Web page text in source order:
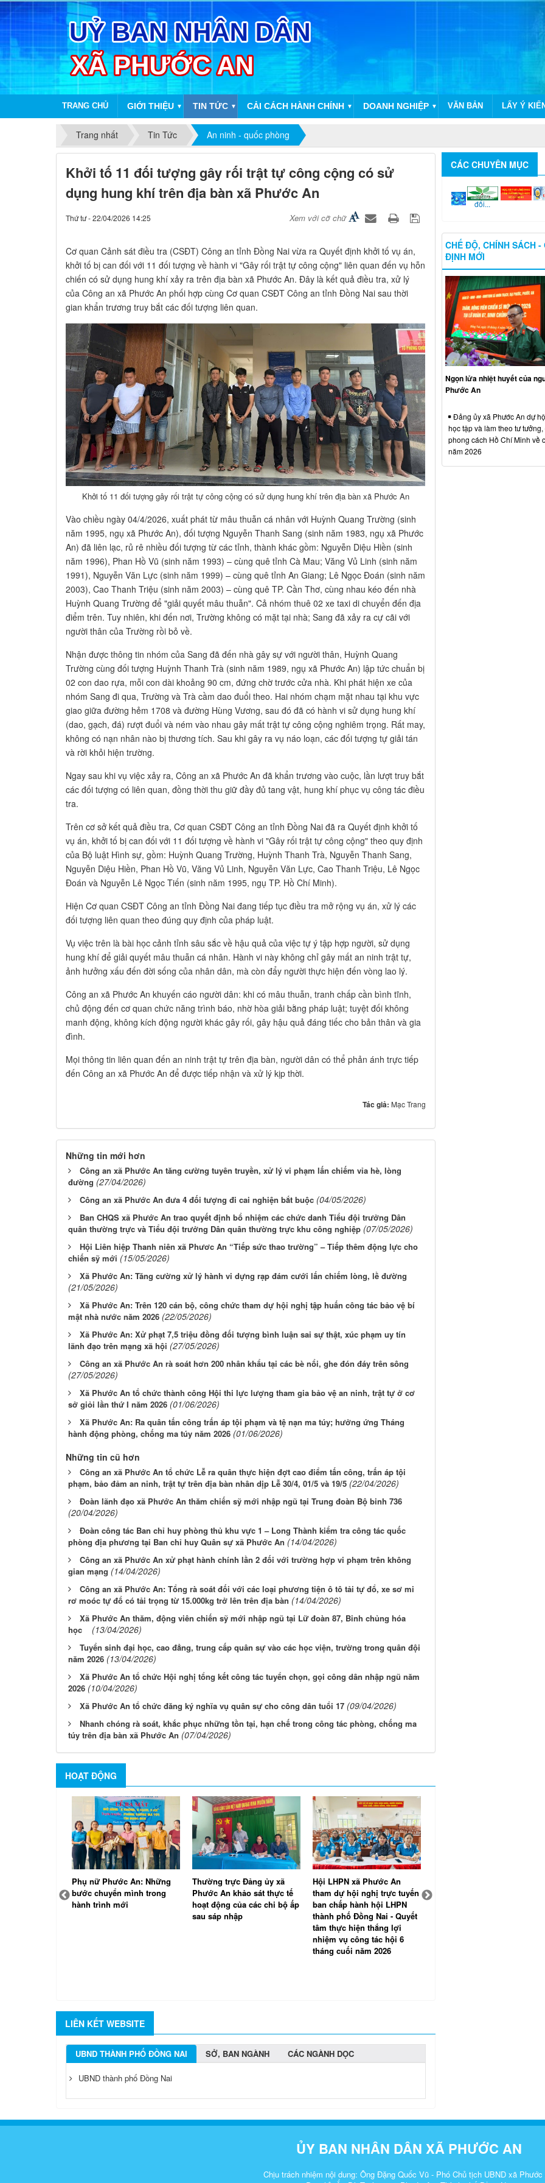
TRANG CHỦ GIỚI THIỆU ▼ TIN TỨC ▼ CẢI CÁCH HÀNH CHÍNH ▼ DOANH NGHIỆP ▼ VĂN BẢN LẤY Ý
Trang nhất Tin Tức An ninh - quốc phòng
Khởi tố 11 đối tượng gây rối trật tự công cộng có sử
dụng hung khí trên địa bàn xã Phước An
Thứ tư - 22/04/2026 14:25 Xem với cỡ chữ
Cơ quan Cảnh sát điều tra (CSĐT) Công an tỉnh Đồng Nai vừa ra Quyết định khởi tố vụ án,
khởi tố bị can đối với 11 đối tượng về hành vi "Gây rối trật tự công cộng" liên quan đến vụ hỗn
chiến có sử dụng hung khí xảy ra trên địa bàn xã Phước An. Đây là kết quả điều tra, xử lý
của Công an xã Phước An phối hợp cùng Cơ quan CSĐT Công an tỉnh Đồng Nai sau thời
gian khẩn trương truy bắt các đối tượng liên quan.
Khởi tố 11 đối tượng gây rối trật tự công cộng có sử dụng hung khí trên địa bàn xã Phước An
Vào chiều ngày 04/4/2026, xuất phát từ mâu thuẫn cá nhân với Huỳnh Quang Trường (sinh
năm 1995, ngụ xã Phước An), đối tượng Nguyễn Thanh Sang (sinh năm 1983, ngụ xã Phước
An) đã liên lạc, rủ rê nhiều đối tượng từ các tỉnh, thành khác gồm: Nguyễn Diệu Hiền (sinh
năm 1996), Phan Hồ Vũ (sinh năm 1993) – cùng quê tỉnh Cà Mau; Văng Vủ Linh (sinh năm
1991), Nguyễn Văn Lực (sinh năm 1999) – cùng quê tỉnh An Giang; Lê Ngọc Đoán (sinh năm
2003), Cao Thanh Triệu (sinh năm 2003) – cùng quê TP. Cần Thơ, cùng nhau kéo đến nhà
Huỳnh Quang Trường để "giải quyết mâu thuẫn". Cả nhóm thuê 02 xe taxi di chuyển đến địa
điểm trên. Tuy nhiên, khi đến nơi, Trường không có mặt tại nhà; Sang đã xảy ra cự cãi với
người thân của Trường rồi bỏ về.
Nhận được thông tin nhóm của Sang đã đến nhà gây sự với người thân, Huỳnh Quang
Trường cùng đối tượng Huỳnh Thanh Trà (sinh năm 1989, ngụ xã Phước An) lập tức chuẩn bị
02 con dao rựa, mỗi con dài khoảng 90 cm, đứng chờ trước cửa nhà. Khi phát hiện xe của
nhóm Sang đi qua, Trường và Trà cầm dao đuổi theo. Hai nhóm chạm mặt nhau tại khu vực
giao giữa đường hẻm 1708 và đường Hùng Vương, sau đó đã có hành vi sử dụng hung khí
(dao, gạch, đá) rượt đuổi và ném vào nhau gây mất trật tự công cộng nghiêm trọng. Rất may,
không có nạn nhân nào bị thương tích. Sau khi gây ra vụ náo loạn, các đối tượng tự giải tán
và rời khỏi hiện trường.
Ngay sau khi vụ việc xảy ra, Công an xã Phước An đã khẩn trương vào cuộc, lần lượt truy bắt
các đối tượng có liên quan, đồng thời thu giữ đầy đủ tang vật, hung khí phục vụ công tác điều
tra.
Trên cơ sở kết quả điều tra, Cơ quan CSĐT Công an tỉnh Đồng Nai đã ra Quyết định khởi tố
vụ án, khởi tố bị can đối với 11 đối tượng về hành vi "Gây rối trật tự công cộng" theo quy định
của Bộ luật Hình sự, gồm: Huỳnh Quang Trường, Huỳnh Thanh Trà, Nguyễn Thanh Sang,
Nguyễn Diệu Hiền, Phan Hồ Vũ, Văng Vủ Linh, Nguyễn Văn Lực, Cao Thanh Triệu, Lê Ngọc
Đoán và Nguyễn Lê Ngọc Tiến (sinh năm 1995, ngụ TP. Hồ Chí Minh).
Hiện Cơ quan CSĐT Công an tỉnh Đồng Nai đang tiếp tục điều tra mở rộng vụ án, xử lý các
đối tượng liên quan theo đúng quy định của pháp luật.
Vụ việc trên là bài học cảnh tỉnh sâu sắc về hậu quả của việc tự ý tập hợp người, sử dụng
hung khí để giải quyết mâu thuẫn cá nhân. Hành vi này không chỉ gây mất an ninh trật tự,
ảnh hưởng xấu đến đời sống của nhân dân, mà còn đẩy người thực hiện đến vòng lao lý.
Công an xã Phước An khuyến cáo người dân: khi có mâu thuẫn, tranh chấp cần bình tĩnh,
chủ động đến cơ quan chức năng trình báo, nhờ hòa giải bằng pháp luật; tuyệt đối không
manh động, không kích động người khác gây rối, gây hậu quả đáng tiếc cho bản thân và gia
đình.
Mọi thông tin liên quan đến an ninh trật tự trên địa bàn, người dân có thể phản ánh trực tiếp
đến Công an xã Phước An để được tiếp nhận và xử lý kịp thời.
Tác giả: Mạc Trang
Những tin mới hơn
Công an xã Phước An tăng cường tuyên truyền, xử lý vi phạm lấn chiếm vỉa hè, lòng
đường (27/04/2026)
Công an xã Phước An đưa 4 đối tượng đi cai nghiện bắt buộc (04/05/2026)
Ban CHQS xã Phước An trao quyết định bổ nhiệm các chức danh Tiểu đội trưởng Dân
quân thường trực và Tiểu đội trưởng Dân quân thường trực khu công nghiệp (07/05/2026)
Hội Liên hiệp Thanh niên xã Phươc An “Tiếp sức thao trường” – Tiếp thêm động lực cho
chiến sỹ mới (15/05/2026)
Xã Phước An: Tăng cường xử lý hành vi dựng rạp đám cưới lấn chiếm lòng, lề đường
(21/05/2026)
Xã Phước An: Trên 120 cán bộ, công chức tham dự hội nghị tập huấn công tác bảo vệ bí
mật nhà nước năm 2026 (22/05/2026)
Xã Phước An: Xử phạt 7,5 triệu đồng đối tượng bình luận sai sự thật, xúc phạm uy tín
lãnh đạo trên mạng xã hội (27/05/2026)
Công an xã Phước An rà soát hơn 200 nhân khẩu tại các bè nổi, ghe đón đáy trên sông
(27/05/2026)
Xã Phước An tổ chức thành công Hội thi lực lượng tham gia bảo vệ an ninh, trật tự ở cơ
sở giỏi lần thứ I năm 2026 (01/06/2026)
Xã Phước An: Ra quân tấn công trấn áp tội phạm và tệ nạn ma túy; hưởng ứng Tháng
hành động phòng, chống ma túy năm 2026 (01/06/2026)
Những tin cũ hơn
Công an xã Phước An tổ chức Lễ ra quân thực hiện đợt cao điểm tấn công, trấn áp tội
phạm, bảo đảm an ninh, trật tự trên địa bàn nhân dịp Lễ 30/4, 01/5 và 19/5 (22/04/2026)
Đoàn lãnh đạo xã Phước An thăm chiến sỹ mới nhập ngũ tại Trung đoàn Bộ binh 736
(20/04/2026)
Đoàn công tác Ban chỉ huy phòng thủ khu vực 1 – Long Thành kiểm tra công tác quốc
phòng địa phương tại Ban chỉ huy Quân sự xã Phước An (14/04/2026)
Công an xã Phước An xử phạt hành chính lần 2 đối với trường hợp vi phạm trên không
gian mạng (14/04/2026)
Công an xã Phước An: Tổng rà soát đối với các loại phương tiện ô tô tải tự đổ, xe sơ mi
rơ moóc tự đổ có tải trọng từ 15.000kg trở lên trên địa bàn (14/04/2026)
Xã Phước An thăm, động viên chiến sỹ mới nhập ngũ tại Lữ đoàn 87, Binh chủng hóa
học
(13/04/2026)
Tuyển sinh đại học, cao đẳng, trung cấp quân sự vào các học viện, trường trong quân đội
năm 2026 (13/04/2026)
Xã Phước An tổ chức Hội nghị tổng kết công tác tuyển chọn, gọi công dân nhập ngũ năm
2026 (10/04/2026)
Xã Phước An tổ chức đăng ký nghĩa vụ quân sự cho công dân tuổi 17 (09/04/2026)
Nhanh chóng rà soát, khắc phục những tồn tại, hạn chế trong công tác phòng, chống ma
túy trên địa bàn xã Phước An (07/04/2026)
HOẠT ĐỘNG
Phụ nữ Phước An: Những
bước chuyển mình trong
hành trình mới
Thường trực Đảng ủy xã
Phước An khảo sát thực tế
hoạt động của các chi bộ ấp
sau sáp nhập
Hội LHPN xã Phước An
tham dự hội nghị trực tuyến
ban chấp hành hội LHPN
thành phố Đồng Nai - Quyết
tâm thực hiện thắng lợi
nhiệm vụ công tác hội 6
tháng cuối năm 2026
LIÊN KẾT WEBSITE
UBND THÀNH PHỐ ĐỒNG NAI SỞ, BAN NGÀNH CÁC NGÀNH DỌC
UBND thành phố Đồng Nai
CÁC CHUYÊN MỤC
Chuyển
đổi...
Nông...
CHẾ ĐỘ, CHÍNH SÁCH -
ĐỊNH MỚI
Ngọn lửa nhiệt huyết của
Phước An
Đảng ủy xã Phước An dự
học tập và làm theo tư
phong cách Hồ Chí Minh về
năm 2026
ỦY BAN NHÂN DÂN XÃ PHƯỚC AN
Chịu trách nhiệm nội dung: Ông Đặng Quốc Vũ - Phó Chủ tịch UBND xã Phước